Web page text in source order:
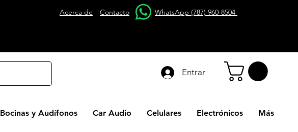
Acerca de Contacto WhatsApp (787) 960-8504
Entrar
Bocinas y Audífonos Car Audio Celulares Electrónicos Más